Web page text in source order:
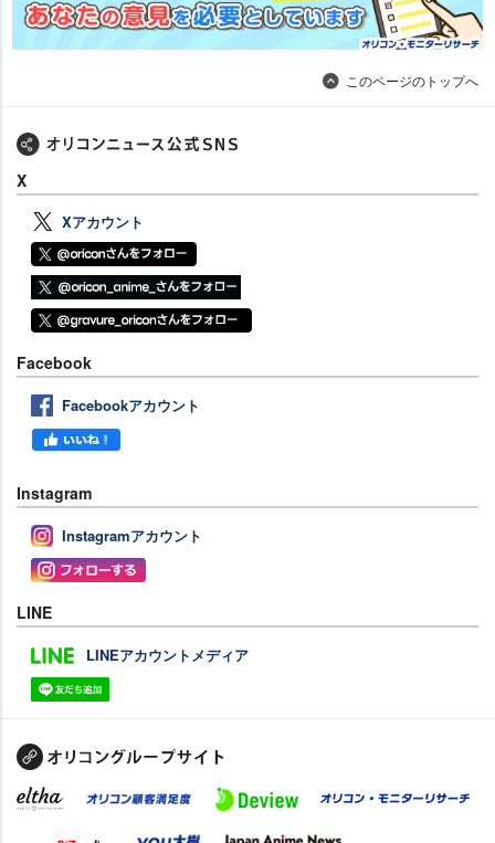
このページのトップへ
X
Xアカウント
Facebook
Facebookアカウント
Instagram
Instagramアカウント
LINE
LINEアカウントメディア